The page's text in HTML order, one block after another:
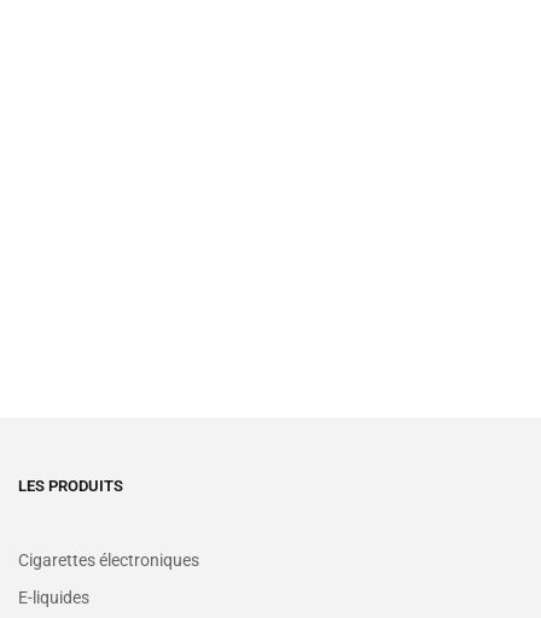
LES PRODUITS
Cigarettes électroniques
E-liquides